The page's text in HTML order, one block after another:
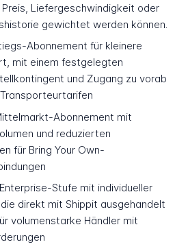
Liefergeschwindigkeit oder
gewichtet werden können.
Abonnement für kleinere
mit einem festgelegten
und Zugang zu vorab
Abonnement mit
und reduzierten
für Bring Your Own-
Enterprise-Stufe mit individueller
direkt mit Shippit ausgehandelt
volumenstarke Händler mit